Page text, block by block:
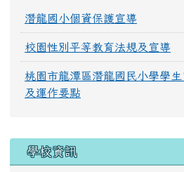
潛龍國小個資保護宣導
校園性別平等教育法規及宣導
桃園市龍潭區潛龍國民小學學
及運作要點
學校資訊